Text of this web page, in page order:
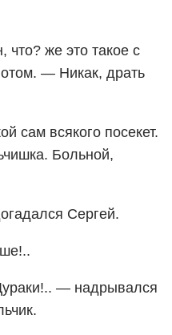
же это такое с
— Никак, драть
сам всякого посекет.
Больной,
Сергей.
— надрывался